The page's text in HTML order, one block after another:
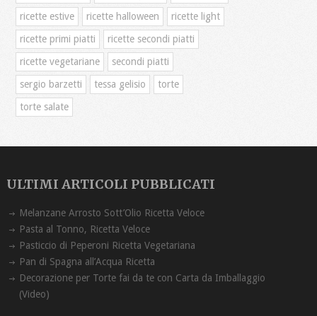
ricette estive
ricette halloween
ricette light
ricette primi piatti
ricette secondi piatti
ricette vegetariane
secondi piatti
sergio barzetti
tessa gelisio
torte
torte salate
ULTIMI ARTICOLI PUBBLICATI
Melanzane Arrosto Sott’Olio Ricetta ‏Veloce
Pasta al Tonno, Ricetta Veloce
Pasticcio di Peperoni Ricetta Vegetariana
Pan di Spagna all’Acqua Ricetta
Decorazione per Torte fai da te con Carta da Imballaggio
(Video)